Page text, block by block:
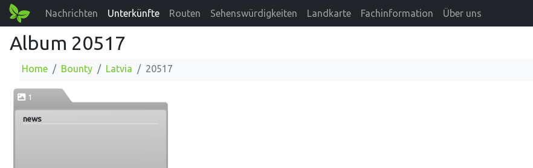
Nachrichten Unterkünfte Routen Sehenswürdigkeiten Landkarte Fachinformation Über uns
Album 20517
Home Bounty Latvia 20517
1
news